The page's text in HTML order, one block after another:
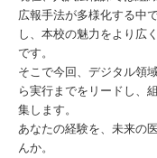
広報手法が多様化する中
し、本校の魅力をより広
です。
そこで今回、デジタル領
ら実行までをリードし、
集します。
あなたの経験を、未来の
んか。